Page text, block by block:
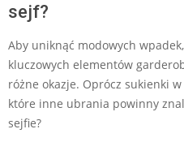
sejf?
Aby uniknąć modowych
kluczowych elementów
różne okazje. Oprócz sukienki
które inne ubrania powinny
sejfie?